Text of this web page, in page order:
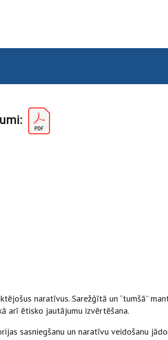
naratīvus. Sarežģītā un “tumšā”
arī ētisko jautājumu izvērtēšana.
sasniegšanu un naratīvu veidošanu